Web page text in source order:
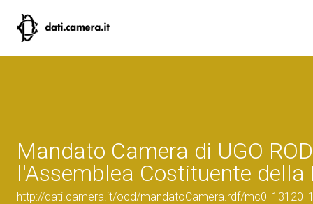
Mandato Camera di UGO
l'Assemblea Costituente della
http://dati.camera.it/ocd/mandatoCamera.rdf/